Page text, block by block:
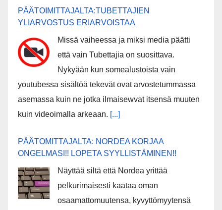
PÄÄTOIMITTAJALTA:TUBETTAJIEN
YLIARVOSTUS ERIARVOISTAA
Missä vaiheessa ja miksi media päätti
että vain Tubettajia on suosittava.
Nykyään kun somealustoista vain
youtubessa sisältöä tekevät ovat arvostetummassa
asemassa kuin ne jotka ilmaisewvat itsensä muuten
kuin videoimalla arkeaan. [...]
PÄÄTOMITTAJALTA: NORDEA KORJAA
ONGELMASI!! LOPETA SYYLLISTÄMINEN!!
Näyttää siltä että Nordea yrittää
pelkurimaisesti kaataa oman
osaamattomuutensa, kyvyttömyytensä